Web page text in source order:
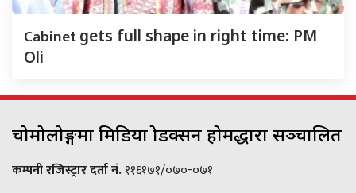
Cabinetgets full shape in right time: PM
Oli
चोमोलोङ्गमा मिडिया प्रोडक्सन होमद्धारा सञ्चालित
कम्पनी रजिस्ट्रार दर्ता नं.११६१७१/०७०-०७१